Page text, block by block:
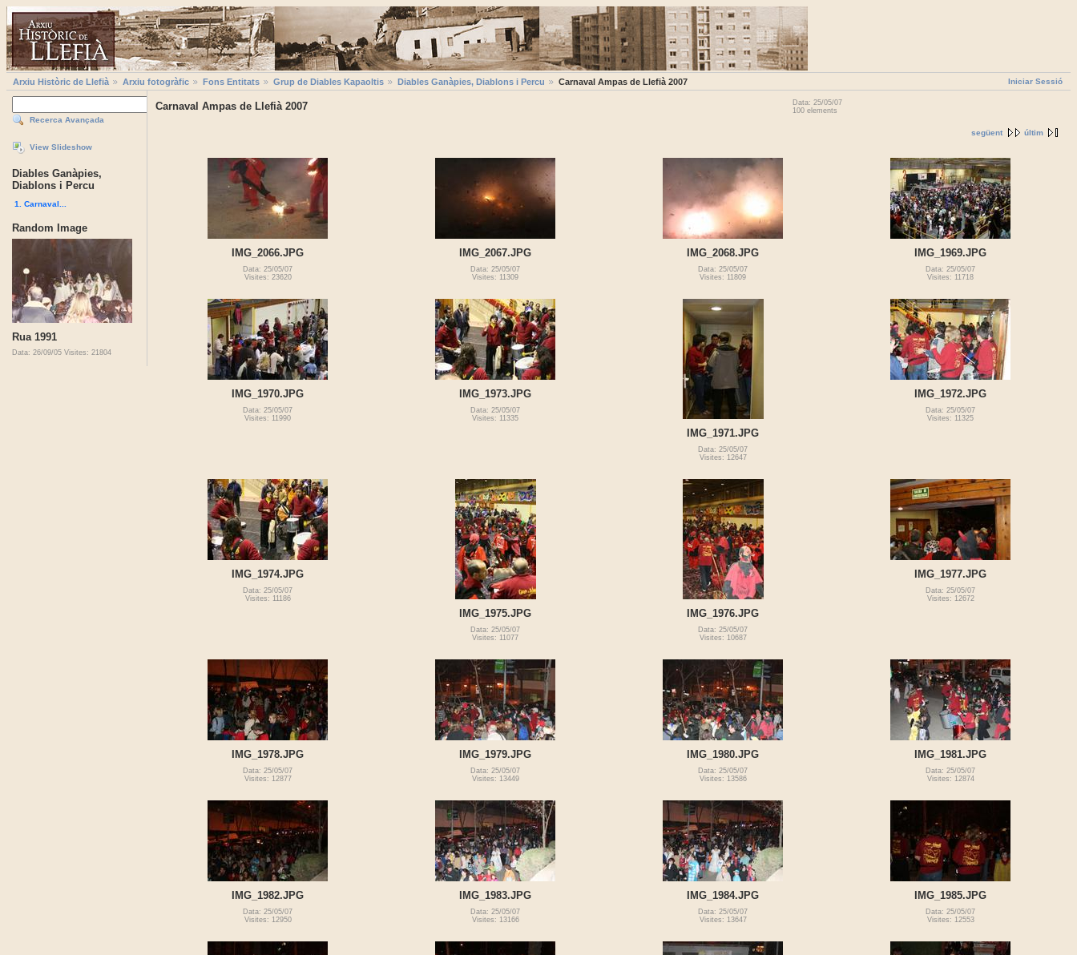
Iniciar Sessió
Arxiu Històric de Llefià Arxiu fotogràfic Fons Entitats Grup de Diables Kapaoltis Diables Ganàpies, Diablons i Percu Carnaval Ampas de Llefià 2007
Recerca Avançada
View Slideshow
Diables Ganàpies,
Diablons i Percu
1. Carnaval...
Random Image
Rua 1991
Data: 26/09/05 Visites: 21804
Carnaval Ampas de Llefià 2007
Data: 25/05/07
100 elements
següent últim
IMG_2066.JPG
Data: 25/05/07
Visites: 23620
IMG_2067.JPG
Data: 25/05/07
Visites: 11309
IMG_2068.JPG
Data: 25/05/07
Visites: 11809
IMG_1969.JPG
Data: 25/05/07
Visites: 11718
IMG_1970.JPG
Data: 25/05/07
Visites: 11990
IMG_1973.JPG
Data: 25/05/07
Visites: 11335
IMG_1971.JPG
Data: 25/05/07
Visites: 12647
IMG_1972.JPG
Data: 25/05/07
Visites: 11325
IMG_1974.JPG
Data: 25/05/07
Visites: 11186
IMG_1975.JPG
Data: 25/05/07
Visites: 11077
IMG_1976.JPG
Data: 25/05/07
Visites: 10687
IMG_1977.JPG
Data: 25/05/07
Visites: 12672
IMG_1978.JPG
Data: 25/05/07
Visites: 12877
IMG_1979.JPG
Data: 25/05/07
Visites: 13449
IMG_1980.JPG
Data: 25/05/07
Visites: 13586
IMG_1981.JPG
Data: 25/05/07
Visites: 12874
IMG_1982.JPG
Data: 25/05/07
Visites: 12950
IMG_1983.JPG
Data: 25/05/07
Visites: 13166
IMG_1984.JPG
Data: 25/05/07
Visites: 13647
IMG_1985.JPG
Data: 25/05/07
Visites: 12553